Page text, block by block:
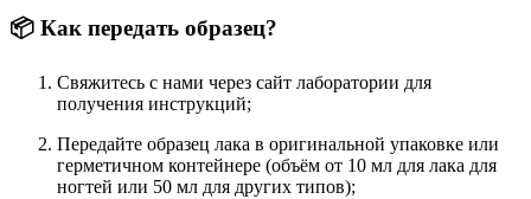
📦 Как передать образец?
Свяжитесь с нами через сайт лаборатории для
получения инструкций;
Передайте образец лака в оригинальной упаковке или
герметичном контейнере (объём от 10 мл для лака для
ногтей или 50 мл для других типов);